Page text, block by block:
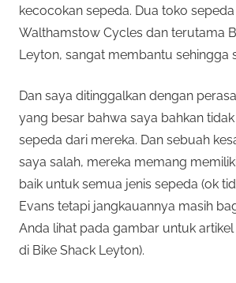
kecocokan sepeda. Dua toko
Walthamstow Cycles dan terutama
Leyton, sangat membantu sehingga
Dan saya ditinggalkan dengan
yang besar bahwa saya bahkan
sepeda dari mereka. Dan sebuah
saya salah, mereka memang
baik untuk semua jenis sepeda (ok
Evans tetapi jangkauannya masih
Anda lihat pada gambar untuk
di Bike Shack Leyton).